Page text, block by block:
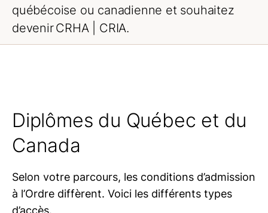
Épreuves d’équivalence
Examen
québécoise ou canadienne et souhaitez
devenirCRHA | CRIA.
Diplômes du Québec et du
Canada
Selon votre parcours, les conditions d’admission
à l’Ordre diffèrent. Voici les différents types
d’accès.